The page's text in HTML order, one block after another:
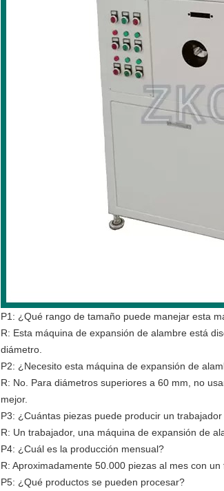
P1: ¿Qué rango de tamaño puede manejar esta
R: Esta máquina de expansión de alambre está
diámetro.
P2: ¿Necesito esta máquina de expansión de
R: No. Para diámetros superiores a 60 mm, no
mejor.
P3: ¿Cuántas piezas puede producir un
R: Un trabajador, una máquina de expansión de
P4: ¿Cuál es la producción mensual?
R: Aproximadamente 50.000 piezas al mes con
P5: ¿Qué productos se pueden procesar?